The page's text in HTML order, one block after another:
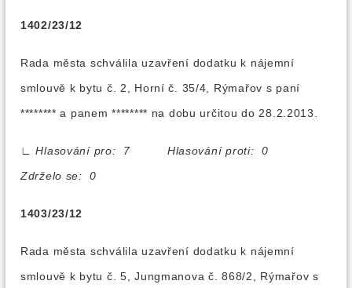
1402/23/12
Rada města schválila uzavření dodatku k nájemní
smlouvě k bytu č. 2, Horní č. 35/4, Rýmařov s paní
******** a panem ******** na dobu určitou do 28.2.2013.
∟
Hlasování pro: 7 Hlasování proti: 0
Zdrželo se: 0
1403/23/12
Rada města schválila uzavření dodatku k nájemní
smlouvě k bytu č. 5, Jungmanova č. 868/2, Rýmařov s